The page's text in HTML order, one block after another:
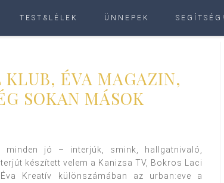
TEST&LÉLEK ÜNNEPEK SEGÍTSÉG!
KLUB, ÉVA MAGAZIN,
SOKAN MÁSOK
minden jó – interjúk, smink, hallgatnivaló,
készített velem a Kanizsa TV, Bokros Laci
Kreatív különszámában az urban:eve a